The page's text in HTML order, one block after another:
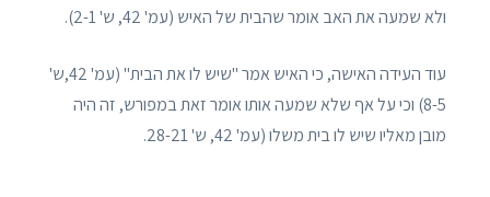
ולא שמעה את האב אומר שהבית של האיש (עמ' 42, ש' 2-1).
עוד העידה האישה, כי האיש אמר "שיש לו את הבית" (עמ' 42,ש'
8-5) וכי על אף שלא שמעה אותו אומר זאת במפורש, זה היה
מובן מאליו שיש לו בית משלו (עמ' 42, ש' 28-21.